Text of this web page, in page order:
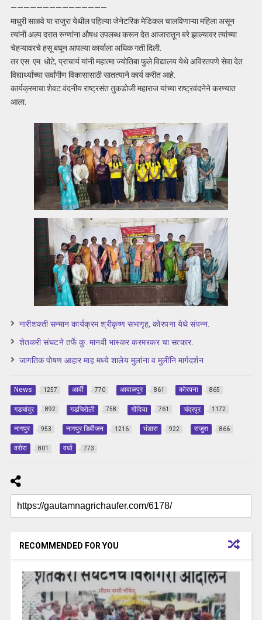
———————————————
माधुरी साळवे या राजुरा येथील पहिल्या जेनेटरिक मेडिकल चालविणाऱ्या महिला असून
त्यांनी अल्प दरात रुग्णांना औषध उपलब्ध करून देत आजारातून बरे झाल्यावर त्यांच्या
चेहऱ्यावरचे हसू बघून आपल्या कार्याला अधिक गती दिली.
तर एस. एम. धोटे, प्राचार्य यांनी महात्मा ज्योतिबा फुले विद्यालय येथे अविरतपणे सेवा देत
विद्यार्थ्यांच्या सर्वांगीण विकासासाठी सातत्याने कार्य करीत आहे.
कार्यक्रमाचा शेवट वंदनीय राष्ट्रसंत तुकडोजी महाराज यांच्या राष्ट्रवंदनेने करण्यात
आला.
नारीशक्ती सन्मान कार्यक्रम श्रीकृष्ण सभागृह, कोरपना येथे संपन्न.
शेतकरी संघटने तर्फे कु. मानवी भास्कर करमरकर चा सत्कार.
जागतिक पोषण आहार माह मध्ये शालेय मुलांना व मुलींनि मार्गदर्शन
News 1257 आर्वी 770 आवाळपुर 861 कोरपना 865
गडचांदुर 892 गडचिरोली 758 गोंदिया 761 चंद्रपूर 1172
नागपुर 953 नागपुर डिवीजन 1216 भंडारा 922 राजुरा 866
वरोरा 801 वर्धा 773
RECOMMENDED FOR YOU